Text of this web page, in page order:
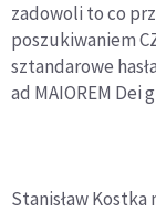
zadowoli to co
poszukiwaniem
sztandarowe
ad MAIOREM Dei
Stanisław Kostka